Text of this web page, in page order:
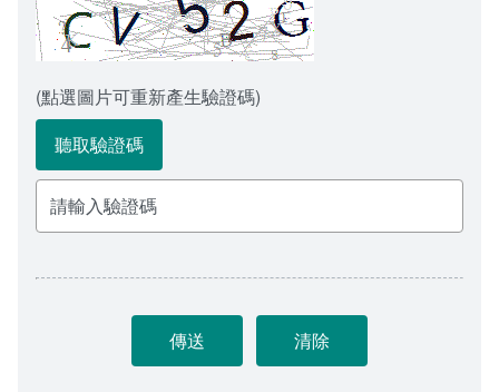
(點選圖片可重新產生驗證碼)
聽取驗證碼